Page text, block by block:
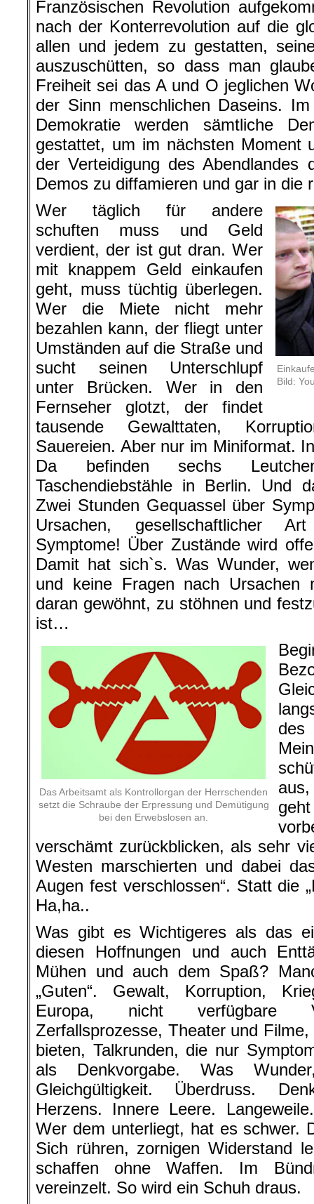
Französischen Revolution
nach der Konterrevolution auf die
allen und jedem zu gestatten,
auszuschütten, so dass man
Freiheit sei das A und O jeglichen
der Sinn menschlichen Daseins.
Demokratie werden sämtliche
gestattet, um im nächsten Moment
der Verteidigung des Abendlandes
Demos zu diffamieren und gar in die
Bild:
Wer täglich für andere
schuften muss und Geld
verdient, der ist gut dran. Wer
mit knappem Geld einkaufen
geht, muss tüchtig überlegen.
Wer die Miete nicht mehr
bezahlen kann, der fliegt unter
Umständen auf die Straße und
sucht seinen Unterschlupf
unter Brücken. Wer in den
Fernseher glotzt, der findet
tausende Gewalttaten,
Sauereien. Aber nur im Miniformat.
Da befinden sechs
Taschendiebstähle in Berlin. Und
Zwei Stunden Gequassel über
Ursachen, gesellschaftlicher
Symptome! Über Zustände wird
Damit hat sich`s. Was Wunder,
und keine Fragen nach
daran gewöhnt, zu stöhnen und
ist…
Das Arbeitsamt als Kontrollorgan der Herrschenden
setzt die Schraube der Erpressung und Demütigung
bei den Erwebslosen an.
verschämt zurückblicken, als sehr
Westen marschierten und dabei
Augen fest verschlossen“. Statt die
Ha,ha..
Was gibt es Wichtigeres als das
diesen Hoffnungen und auch
Mühen und auch dem Spaß?
„Guten“. Gewalt, Korruption,
Europa, nicht verfügbare
Zerfallsprozesse, Theater und
bieten, Talkrunden, die nur
als Denkvorgabe. Was
Gleichgültigkeit. Überdruss.
Herzens. Innere Leere.
Wer dem unterliegt, hat es schwer.
Sich rühren, zornigen Widerstand
schaffen ohne Waffen. Im
vereinzelt. So wird ein Schuh draus.